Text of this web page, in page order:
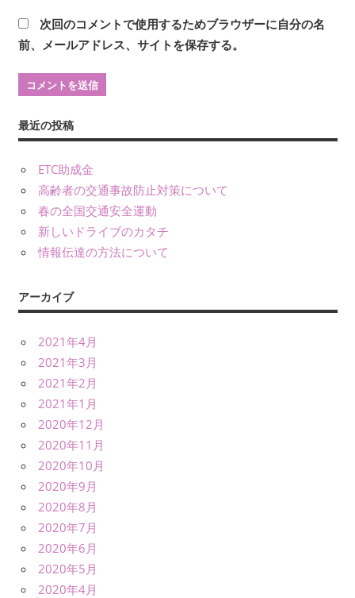
次回のコメントで使用するためブラウザーに自分の名
前、メールアドレス、サイトを保存する。
最近の投稿
ETC助成金
高齢者の交通事故防止対策について
春の全国交通安全運動
新しいドライブのカタチ
情報伝達の方法について
アーカイブ
2021年4月
2021年3月
2021年2月
2021年1月
2020年12月
2020年11月
2020年10月
2020年9月
2020年8月
2020年7月
2020年6月
2020年5月
2020年4月